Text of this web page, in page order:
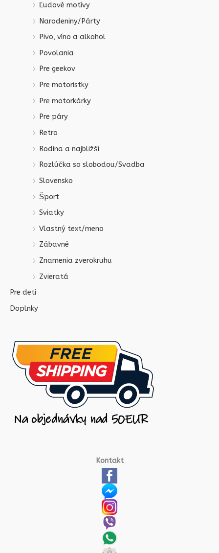
Ľudové motívy
Narodeniny/Párty
Pivo, víno a alkohol
Povolania
Pre geekov
Pre motoristky
Pre motorkárky
Pre páry
Retro
Rodina a najbližší
Rozlúčka so slobodou/Svadba
Slovensko
Šport
Sviatky
Vlastný text/meno
Zábavné
Znamenia zverokruhu
Zvieratá
Pre deti
Doplnky
Kontakt